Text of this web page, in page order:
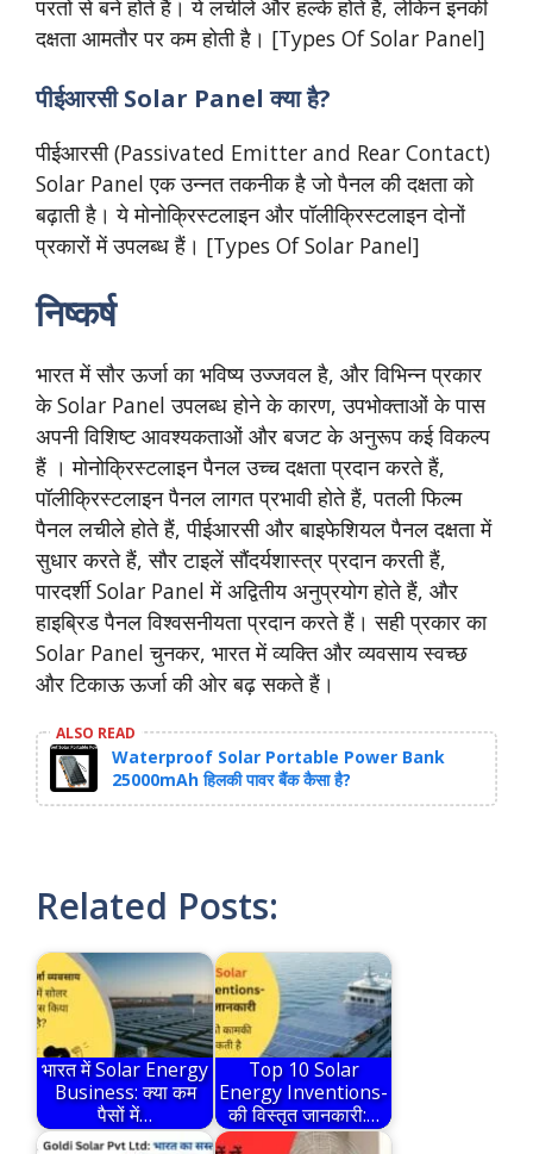
परतों से बने होते हैं। ये लचीले और हल्के होते हैं, लेकिन इनकी
दक्षता आमतौर पर कम होती है। [Types Of Solar Panel]
पीईआरसी Solar Panel क्या है?
पीईआरसी (Passivated Emitter and Rear Contact)
Solar Panel एक उन्नत तकनीक है जो पैनल की दक्षता को
बढ़ाती है। ये मोनोक्रिस्टलाइन और पॉलीक्रिस्टलाइन दोनों
प्रकारों में उपलब्ध हैं। [Types Of Solar Panel]
निष्कर्ष
भारत में सौर ऊर्जा का भविष्य उज्जवल है, और विभिन्न प्रकार
के Solar Panel उपलब्ध होने के कारण, उपभोक्ताओं के पास
अपनी विशिष्ट आवश्यकताओं और बजट के अनुरूप कई विकल्प
हैं । मोनोक्रिस्टलाइन पैनल उच्च दक्षता प्रदान करते हैं,
पॉलीक्रिस्टलाइन पैनल लागत प्रभावी होते हैं, पतली फिल्म
पैनल लचीले होते हैं, पीईआरसी और बाइफेशियल पैनल दक्षता में
सुधार करते हैं, सौर टाइलें सौंदर्यशास्त्र प्रदान करती हैं,
पारदर्शी Solar Panel में अद्वितीय अनुप्रयोग होते हैं, और
हाइब्रिड पैनल विश्वसनीयता प्रदान करते हैं। सही प्रकार का
Solar Panel चुनकर, भारत में व्यक्ति और व्यवसाय स्वच्छ
और टिकाऊ ऊर्जा की ओर बढ़ सकते हैं।
ALSO READ
Waterproof Solar Portable Power Bank
25000mAh हिलकी पावर बैंक कैसा है?
Related Posts:
भारत में Solar Energy
Business: क्या कम
पैसों में…
Top 10 Solar
Energy Inventions-
की विस्तृत जानकारी:…